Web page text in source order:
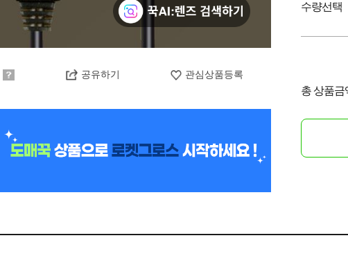
공유하기 관심상품등록
수량선택
총 상품금